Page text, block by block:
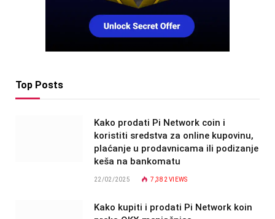
Top Posts
Kako prodati Pi Network coin i
koristiti sredstva za online kupovinu,
plaćanje u prodavnicama ili podizanje
keša na bankomatu
22/02/2025 7,382VIEWS
Kako kupiti i prodati Pi Network koin